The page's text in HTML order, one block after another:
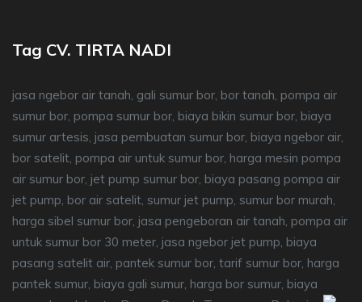
Tag CV. TIRTA NADI
jasa ngebor air tanah, gali sumur bor, bor tanah, pompa air
sumur bor, pompa sumur bor, biaya bikin sumur bor, biaya
sumur artesis, jasa pembuatan sumur bor, biaya ngebor air,
bor satelit, pompa air untuk sumur bor, harga mesin pompa
air sumur bor, jet pump sumur bor, biaya pasang pompa air
jet pump, bor air satelit, sumur jet pump, sumur bor murah,
harga sibel sumur bor, jasa pengeboran air tanah, pompa air
untuk sumur bor 30 meter, jasa ngebor jet pump, biaya
pasang satelit air, pantek sumur bor, tarif sumur bor, harga
pantek sumur, biaya gali sumur, harga bor sumur, biaya